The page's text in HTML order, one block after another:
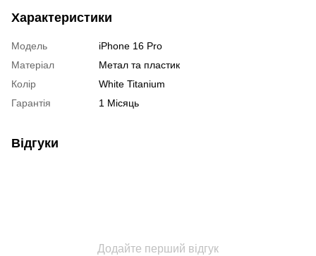
Характеристики
Модель
iPhone 16 Pro
Матеріал
Метал та пластик
Колір
White Titanium
Гарантія
1 Місяць
Відгуки
Додайте перший відгук